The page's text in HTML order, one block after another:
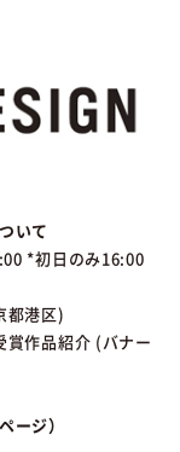
いて
*初日のみ16:00
都港区)
賞作品紹介 (バナー
ジ）